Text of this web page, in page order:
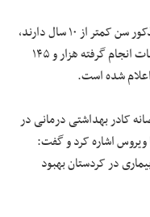
وی با بیان اینکه، تعداد هفت نفر از بیماران مذکور سن کمتر از ۱۰ سال دارند،
عنوان کرد: از ابتدا تا کنون، تعداد کل آزمایشات انجام گرفته هزار و ۱۴۵
کادر بهداشتی درمانی در
ویروس اشاره کرد و گفت:
به این بیماری در کردستان بهبود